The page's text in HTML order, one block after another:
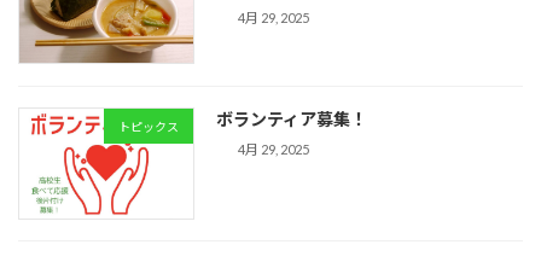
4月 29, 2025
トピックス ボランティア募集！
4月 29, 2025